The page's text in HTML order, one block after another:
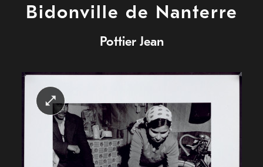
Bidonville de Nanterre
Pottier Jean